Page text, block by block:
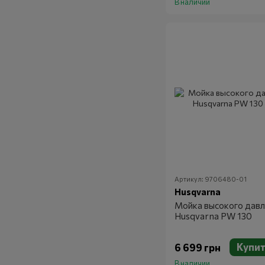
Артикул: 9706480-01
Husqvarna
Мойка высокого
Husqvarna PW 130
6 699 грн